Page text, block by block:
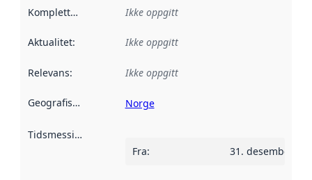
Kompletthet Ikke oppgitt
Aktualitet: Ikke oppgitt
Relevans: Ikke oppgitt
Geografisk avgrensning :
Norge
Tidsmessig avgrensning
Fra: 31. desember